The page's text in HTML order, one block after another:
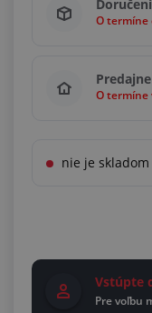
1,00 m
Násobky 1,00 m
O termíne
Predajne
O termíne
nie je skladom
Vstúpte
Pre voľbu